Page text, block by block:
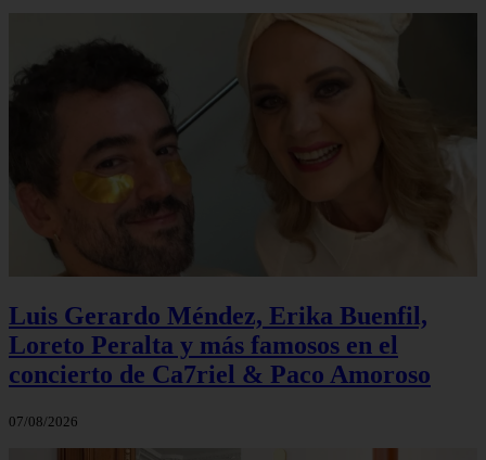
Luis Gerardo Méndez, Erika Buenfil,
Loreto Peralta y más famosos en el
concierto de Ca7riel & Paco Amoroso
07/08/2026